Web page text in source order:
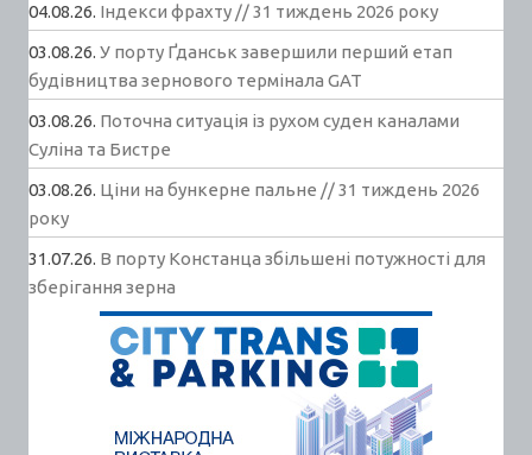
04.08.26. Індекси фрахту // 31 тиждень 2026 року
03.08.26. У порту Ґданськ завершили перший етап
будівництва зернового термінала GAT
03.08.26. Поточна ситуація із рухом суден каналами
Суліна та Бистре
03.08.26. Ціни на бункерне пальне // 31 тиждень 2026
року
31.07.26. В порту Констанца збільшені потужності для
зберігання зерна